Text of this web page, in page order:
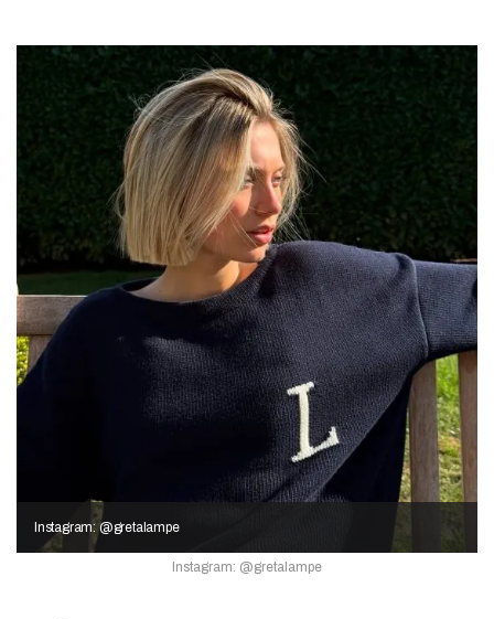
Instagram: @gretalampe
Instagram: @gretalampe